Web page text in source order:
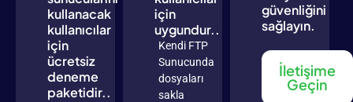
kullanacak
kullanıcılar
için
ücretsiz
deneme
paketidir..
için
uygundur..
Kendi FTP
Sunucunda
dosyaları
sakla
güvenliğini
sağlayın.
İletişime
Geçin